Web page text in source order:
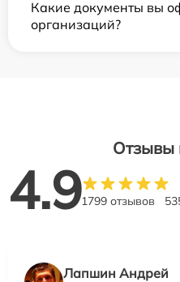
Какие документы вы
организаций?
Отзывы
4.91799 отзывов
Лапшин Андрей